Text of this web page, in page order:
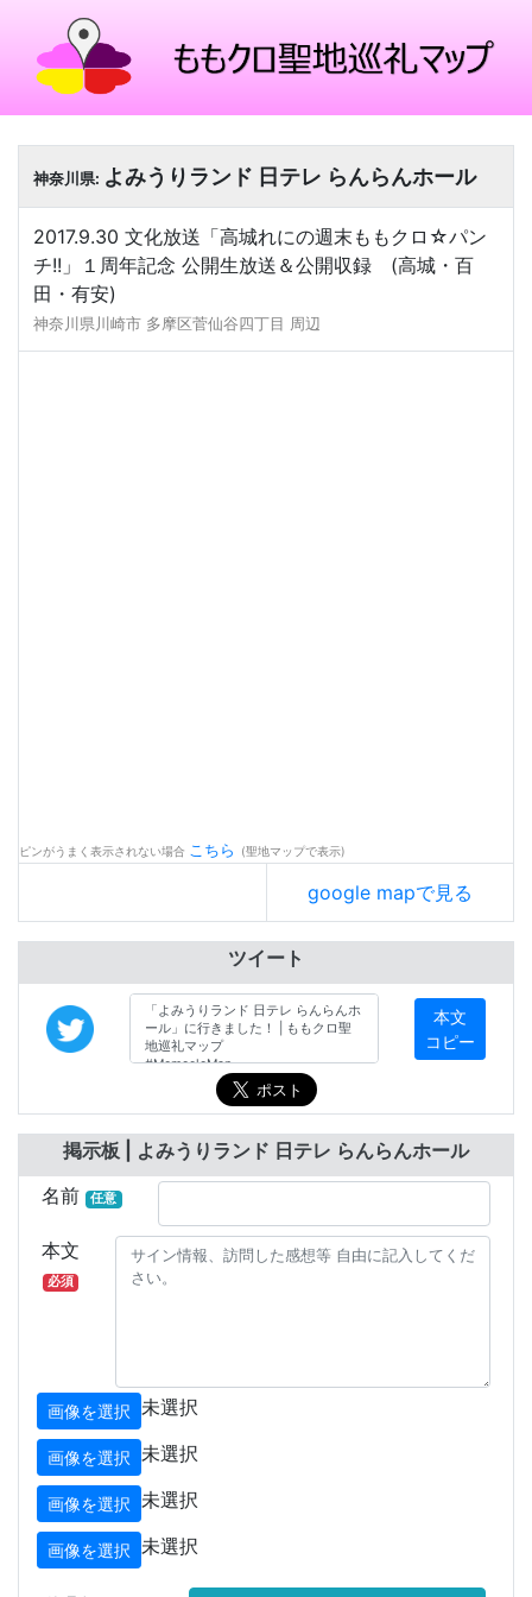
神奈川県: よみうりランド 日テレ らんらんホール
2017.9.30 文化放送「高城れにの週末ももクロ☆パン
チ!!」１周年記念 公開生放送＆公開収録 (高城・百
田・有安)
神奈川県川崎市 多摩区菅仙谷四丁目 周辺
ピンがうまく表示されない場合 こちら (聖地マップで表示)
google mapで見る
ツイート
本文
コピー
掲示板 | よみうりランド 日テレ らんらんホール
名前
任意
本文
必須
画像を選択 未選択
画像を選択 未選択
画像を選択 未選択
画像を選択 未選択